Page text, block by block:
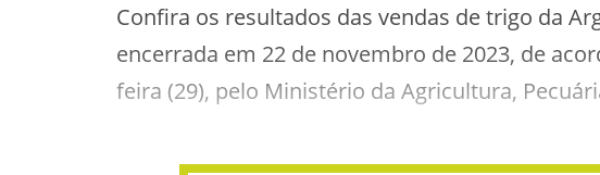
Confira os resultados das vendas de trigo da
encerrada em 22 de novembro de 2023, de
feira (29), pelo Ministério da Agricultura,